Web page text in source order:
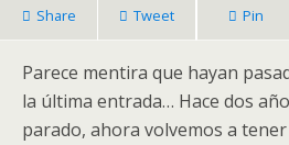
Share Tweet Pin
Parece mentira que hayan
la última entrada… Hace dos
parado, ahora volvemos a